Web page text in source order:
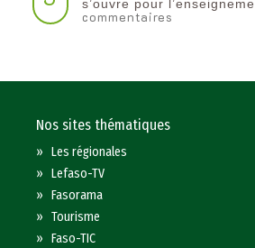
s’ouvre pour
commentaires
Nos sites thématiques
»Les régionales
»Lefaso-TV
»Fasorama
»Tourisme
»Faso-TIC